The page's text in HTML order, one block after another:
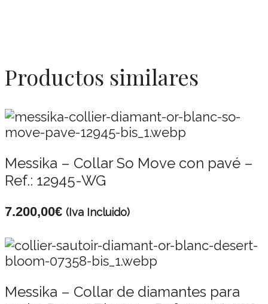
Productos similares
Messika – Collar So Move con pavé –
Ref.: 12945-WG
7.200,00€ (Iva Incluido)
Messika – Collar de diamantes para